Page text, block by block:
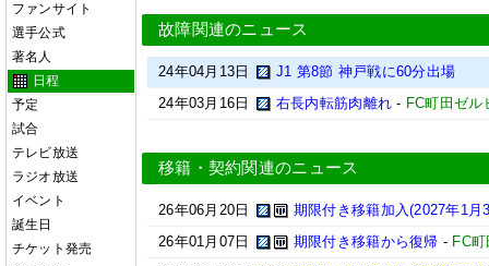
ファンサイト
選手公式
著名人
日程
予定
試合
テレビ放送
ラジオ放送
イベント
誕生日
チケット発売
故障関連のニュース
24年04月13日
J1 第8節 神戸戦に60分出場
24年03月16日
右長内転筋肉離れ - FC町田ゼル
移籍・契約関連のニュース
26年06月20日
期限付き移籍加入(2027年1月
26年01月07日
期限付き移籍から復帰 - FC